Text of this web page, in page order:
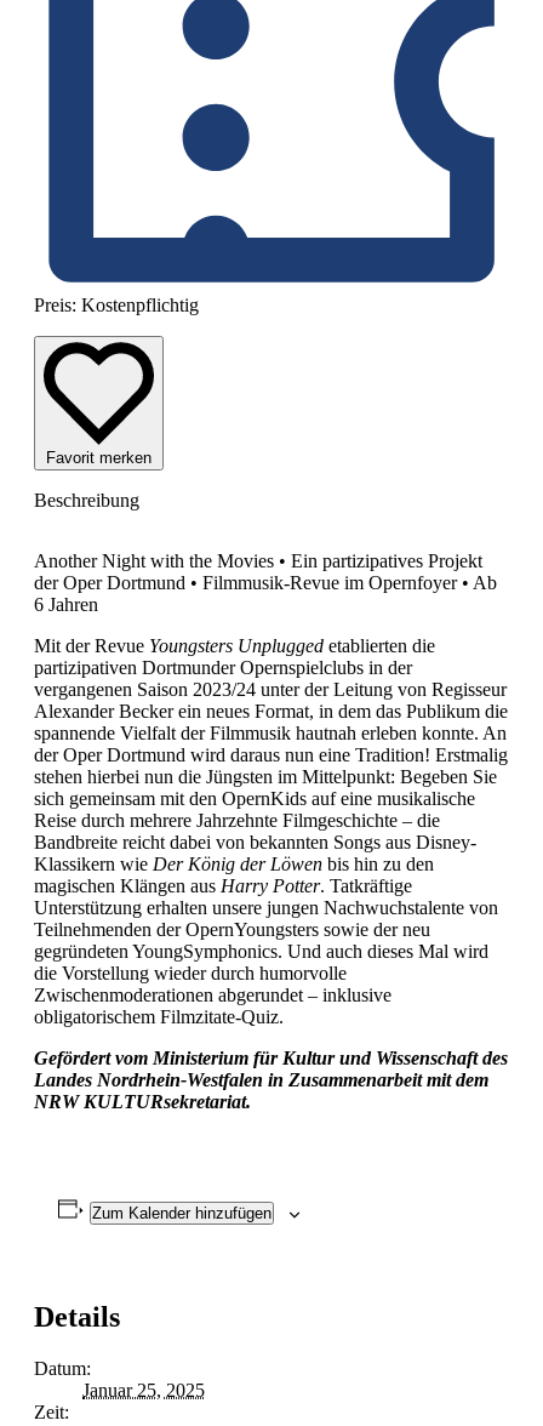
Preis: Kostenpflichtig
Favorit merken
Beschreibung
Another Night with the Movies • Ein partizipatives Projekt
der Oper Dortmund • Filmmusik-Revue im Opernfoyer • Ab
6 Jahren
Mit der Revue Youngsters Unplugged etablierten die
partizipativen Dortmunder Opernspielclubs in der
vergangenen Saison 2023/24 unter der Leitung von Regisseur
Alexander Becker ein neues Format, in dem das Publikum die
spannende Vielfalt der Filmmusik hautnah erleben konnte. An
der Oper Dortmund wird daraus nun eine Tradition! Erstmalig
stehen hierbei nun die Jüngsten im Mittelpunkt: Begeben Sie
sich gemeinsam mit den OpernKids auf eine musikalische
Reise durch mehrere Jahrzehnte Filmgeschichte – die
Bandbreite reicht dabei von bekannten Songs aus Disney-
Klassikern wie Der König der Löwen bis hin zu den
magischen Klängen aus Harry Potter. Tatkräftige
Unterstützung erhalten unsere jungen Nachwuchstalente von
Teilnehmenden der OpernYoungsters sowie der neu
gegründeten YoungSymphonics. Und auch dieses Mal wird
die Vorstellung wieder durch humorvolle
Zwischenmoderationen abgerundet – inklusive
obligatorischem Filmzitate-Quiz.
Gefördert vom Ministerium für Kultur und Wissenschaft des
Landes Nordrhein-Westfalen in Zusammenarbeit mit dem
NRW KULTURsekretariat.
Zum Kalender hinzufügen
Details
Datum:
Januar 25, 2025
Zeit: